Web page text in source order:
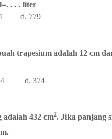
. . . liter
d. 779
trapesium adalah 12 cm
d. 374
adalah 432 cm2. Jika panjang